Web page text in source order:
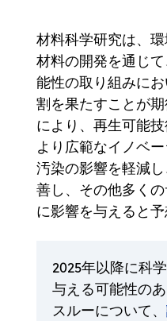
材料科学研究は、
材料の開発を通じ
能性の取り組みに
割を果たすことが
により、再生可能
より広範なイノベ
汚染の影響を軽減
善し、その他多く
に影響を与えると予
2025年以降に科
与える可能性の
スルーについて、